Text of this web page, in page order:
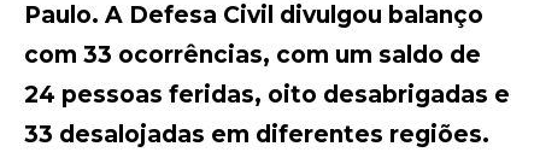
Paulo. A Defesa Civil divulgou balanço
com 33 ocorrências, com um saldo de
24 pessoas feridas, oito desabrigadas e
33 desalojadas em diferentes regiões.